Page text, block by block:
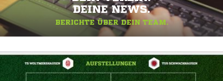
DEINE NEWS.
BERICHTE ÜBER DEIN TEAM.